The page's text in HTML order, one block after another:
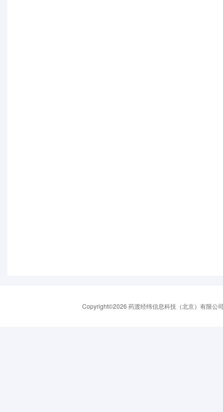
Copyright©2026 药渡经纬信息科技（北京）有限公